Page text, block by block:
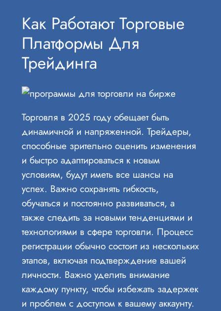
Как Работают Торговые
Платформы Для
Трейдинга
Торговля в 2025 году обещает быть
динамичной и напряженной. Трейдеры,
способные зрительно оценить изменения
и быстро адаптироваться к новым
условиям, будут иметь все шансы на
успех. Важно сохранять гибкость,
обучаться и постоянно развиваться, а
также следить за новыми тенденциями и
технологиями в сфере торговли. Процесс
регистрации обычно состоит из нескольких
этапов, включая подтверждение вашей
личности. Важно уделить внимание
каждому пункту, чтобы избежать задержек
и проблем с доступом к вашему аккаунту.